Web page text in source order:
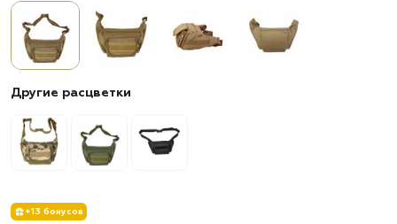
Другие расцветки
+13 бонусов